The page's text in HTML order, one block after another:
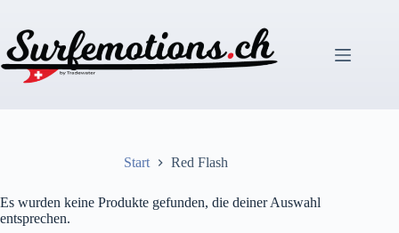
springen
Start Red Flash
Es wurden keine Produkte gefunden, die deiner Auswahl
entsprechen.